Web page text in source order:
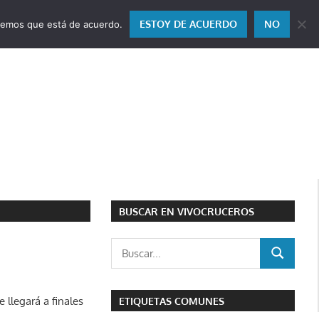
llegará a finales
BUSCAR EN VIVOCRUCEROS
BUSCAR
ETIQUETAS COMUNES
que está de acuerdo. ESTOY DE ACUERDO NO